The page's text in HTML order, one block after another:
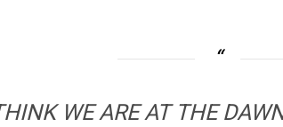
WE ARE AT THE